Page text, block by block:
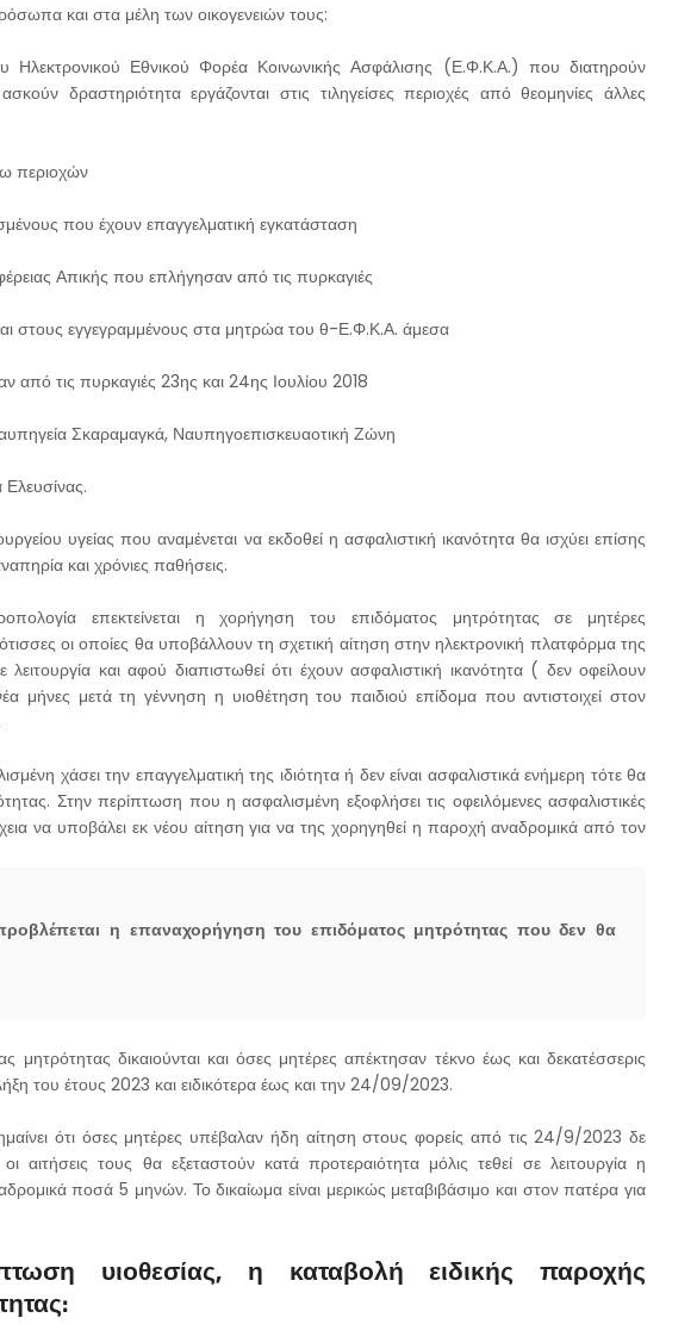
και στα μέλη των οικογενειών τους:
Ηλεκτρονικού Εθνικού Φορέα Κοινωνικής Ασφάλισης (Ε.Φ.Κ.Α.) που διατηρούν
δραστηριότητα εργάζονται στις τιληγείσες περιοχές από θεομηνίες άλλες
περιοχών
που έχουν επαγγελματική εγκατάσταση
Απικής που επλήγησαν από τις πυρκαγιές
στους εγγεγραμμένους στα μητρώα του θ-Ε.Φ.Κ.Α. άμεσα
από τις πυρκαγιές 23ης και 24ης Ιουλίου 2018
Σκαραμαγκά, Ναυπηγοεπισκευαοτική Ζώνη
υγείας που αναμένεται να εκδοθεί η ασφαλιστική ικανότητα θα ισχύει επίσης
και χρόνιες παθήσεις.
επεκτείνεται η χορήγηση του επιδόματος μητρότητας σε μητέρες
οι οποίες θα υποβάλλουν τη σχετική αίτηση στην ηλεκτρονική πλατφόρμα της
και αφού διαπιστωθεί ότι έχουν ασφαλιστική ικανότητα ( δεν οφείλουν
μήνες μετά τη γέννηση η υιοθέτηση του παιδιού επίδομα που αντιστοιχεί στον
χάσει την επαγγελματική της ιδιότητα ή δεν είναι ασφαλιστικά ενήμερη τότε θα
Στην περίπτωση που η ασφαλισμένη εξοφλήσει τις οφειλόμενες ασφαλιστικές
να υποβάλει εκ νέου αίτηση για να της χορηγηθεί η παροχή αναδρομικά από τον
η επαναχορήγηση του επιδόματος μητρότητας που δεν θα
μητρότητας δικαιούνται και όσες μητέρες απέκτησαν τέκνο έως και δεκατέσσερις
του έτους 2023 και ειδικότερα έως και την 24/09/2023.
ότι όσες μητέρες υπέβαλαν ήδη αίτηση στους φορείς από τις 24/9/2023 δε
αιτήσεις τους θα εξεταστούν κατά προτεραιότητα μόλις τεθεί σε λειτουργία η
ποσά 5 μηνών. Το δικαίωμα είναι μερικώς μεταβιβάσιμο και στον πατέρα για
υιοθεσίας, η καταβολή ειδικής παροχής